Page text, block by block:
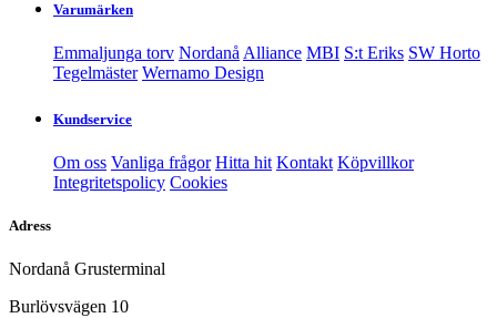
Varumärken
Emmaljunga torv Nordanå Alliance MBI S:t Eriks SW Horto
Tegelmäster Wernamo Design
Kundservice
Om oss Vanliga frågor Hitta hit Kontakt Köpvillkor
Integritetspolicy Cookies
Adress
Nordanå Grusterminal
Burlövsvägen 10